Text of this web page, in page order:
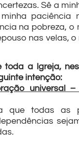
Sê a
paciência
na pobreza, o
nas velas,
toda a Igreja,
intenção:
universal
que todas as